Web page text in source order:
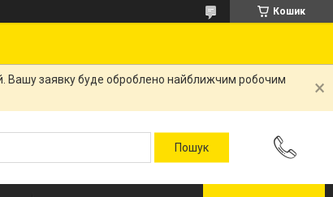
Кошик
Вашу заявку буде оброблено найближчим робочим